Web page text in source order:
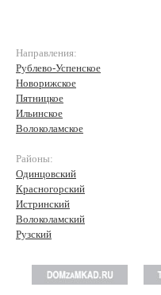
Направления:
Рублево-Успенское
Новорижское
Пятницкое
Ильинское
Волоколамское
Районы:
Одинцовский
Красногорский
Истринский
Волоколамский
Рузский